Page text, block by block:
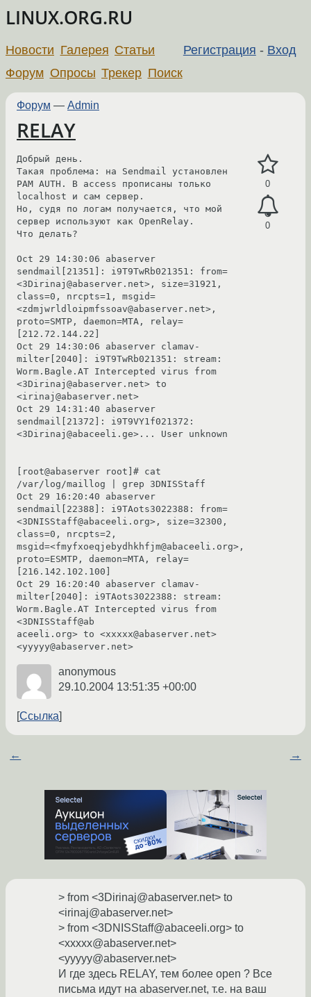
LINUX.ORG.RU
Регистрация - Вход
Новости Галерея Статьи
Форум Опросы Трекер Поиск
Форум — Admin
RELAY
0
0
Добрый день.
Такая проблема: на Sendmail установлен
PAM AUTH. В access прописаны только
localhost и сам сервер.
Но, судя по логам получается, что мой
сервер используют как OpenRelay.
Что делать?
Oct 29 14:30:06 abaserver
sendmail[21351]: i9T9TwRb021351: from=
<3Dirinaj@abaserver.net>, size=31921,
class=0, nrcpts=1, msgid=
<zdmjwrldloipmfssoav@abaserver.net>,
proto=SMTP, daemon=MTA, relay=
[212.72.144.22]
Oct 29 14:30:06 abaserver clamav-
milter[2040]: i9T9TwRb021351: stream:
Worm.Bagle.AT Intercepted virus from
<3Dirinaj@abaserver.net> to
<irinaj@abaserver.net>
Oct 29 14:31:40 abaserver
sendmail[21372]: i9T9VY1f021372:
<3Dirinaj@abaceeli.ge>... User unknown
[root@abaserver root]# cat
/var/log/maillog | grep 3DNISStaff
Oct 29 16:20:40 abaserver
sendmail[22388]: i9TAots3022388: from=
<3DNISStaff@abaceeli.org>, size=32300,
class=0, nrcpts=2,
msgid=<fmyfxoeqjebydhkhfjm@abaceeli.org>,
proto=ESMTP, daemon=MTA, relay=
[216.142.102.100]
Oct 29 16:20:40 abaserver clamav-
milter[2040]: i9TAots3022388: stream:
Worm.Bagle.AT Intercepted virus from
<3DNISStaff@ab
aceeli.org> to <xxxxx@abaserver.net>
<yyyyy@abaserver.net>
anonymous
29.10.2004 13:51:35 +00:00
Ссылка
← →
> from <3Dirinaj@abaserver.net> to
<irinaj@abaserver.net>
> from <3DNISStaff@abaceeli.org> to
<xxxxx@abaserver.net>
<yyyyy@abaserver.net>
И где здесь RELAY, тем более open ? Все
письма идут на abaserver.net, т.е. на ваш